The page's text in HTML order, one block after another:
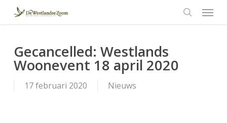
content
Menu
Gecancelled: Westlands
Woonevent 18 april 2020
17 februari 2020 Nieuws